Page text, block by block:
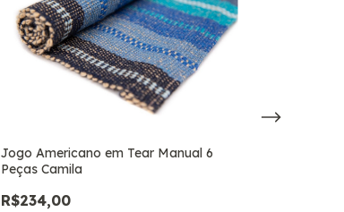
Jogo Americano em Tear Manual 6
Peças Camila
R$234,00